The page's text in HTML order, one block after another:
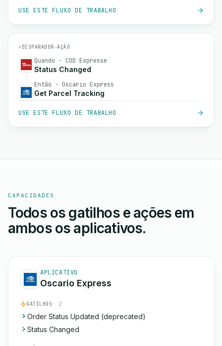
USE ESTE FLUXO DE TRABALHO
⚡ DISPARADOR→AÇÃO
Quando · COD Expresse
Status Changed
Então · Oscario Express
Get Parcel Tracking
USE ESTE FLUXO DE TRABALHO
CAPACIDADES
Todos os gatilhos e ações em
ambos os aplicativos.
APLICATIVO
Oscario Express
GATILHOS · 2
Order Status Updated (deprecated)
Status Changed